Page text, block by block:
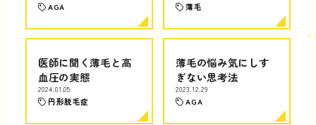
AGA 薄毛
医師に聞く薄毛と高
血圧の実態
2024.01.05
円形脱毛症
薄毛の悩み気にしす
ぎない思考法
2023.12.29
AGA